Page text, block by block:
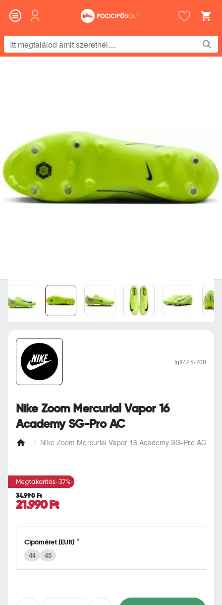
megtalálod
e
Nike Zoom Mercurial Vapor 16 Academy SG-Pro AC
Nike Zoom Mercurial Vapor 16
Academy SG-Pro AC
fq8425-700
Megtakarítás-37%
21.990 Ft
34.990 Ft
Cipőméret (EUR)
44 45